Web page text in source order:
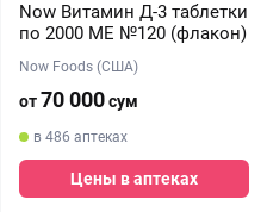
Now Витамин Д-3 таблетки
по 2000 МЕ №120 (флакон)
Now Foods (США)
от70 000сум
в 486 аптеках
Цены в аптеках